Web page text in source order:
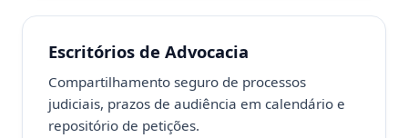
Escritórios de Advocacia
Compartilhamento seguro de processos
judiciais, prazos de audiência em calendário e
repositório de petições.